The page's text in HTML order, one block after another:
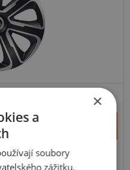
do 2 dnů
×
a
soubory
zážitku.